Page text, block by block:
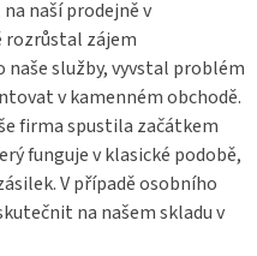
naší prodejně v
rozrůstal zájem
služby, vyvstal problém
v kamenném obchodě.
firma spustila začátkem
funguje v klasické podobě,
V případě osobního
na našem skladu v